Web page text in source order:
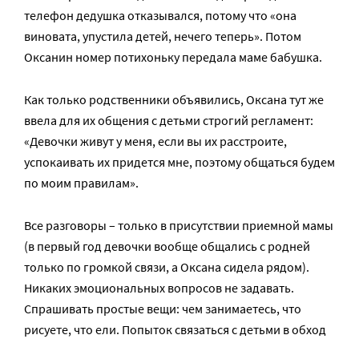
телефон дедушка отказывался, потому что «она
виновата, упустила детей, нечего теперь». Потом
Оксанин номер потихоньку передала маме бабушка.
Как только родственники объявились, Оксана тут же
ввела для их общения с детьми строгий регламент:
«Девочки живут у меня, если вы их расстроите,
успокаивать их придется мне, поэтому общаться будем
по моим правилам».
Все разговоры – только в присутствии приемной мамы
(в первый год девочки вообще общались с родней
только по громкой связи, а Оксана сидела рядом).
Никаких эмоциональных вопросов не задавать.
Спрашивать простые вещи: чем занимаетесь, что
рисуете, что ели. Попыток связаться с детьми в обход